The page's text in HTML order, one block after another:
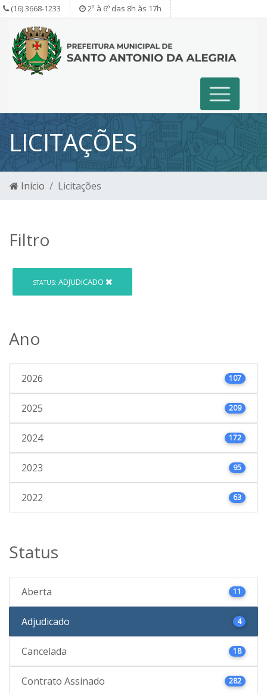
(16) 3668-1233 2ª à 6º das 8h às 17h
LICITAÇÕES
Início Licitações
Filtro
STATUS: ADJUDICADO
Ano
2026 107
2025 209
2024 172
2023 95
2022 63
Status
Aberta 11
Adjudicado 4
Cancelada 18
Contrato Assinado 282